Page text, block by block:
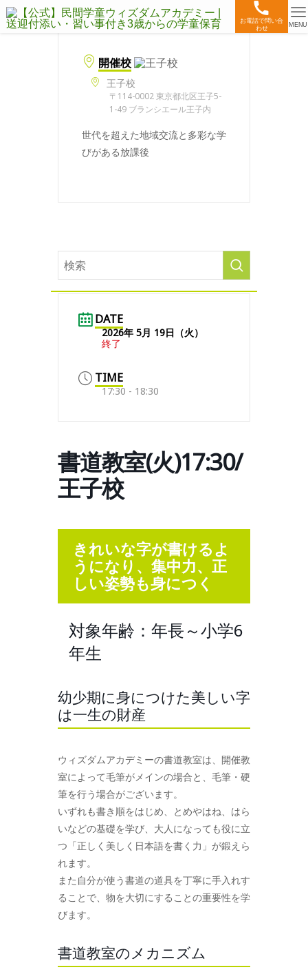
お電話で問い合
わせ
MENU
開催校
王子校
〒114-0002 東京都北区王子5-
1-49 ブランシエール王子内
世代を超えた地域交流と多彩な学
びがある放課後
DATE
2026年 5月 19日（火）
終了
TIME
17:30 - 18:30
書道教室(火)17:30/
王子校
きれいな字が書けるよ
うになり、集中力、正
しい姿勢も身につく
対象年齢：年長～小学6
年生
幼少期に身につけた美しい字
は一生の財産
ウィズダムアカデミーの書道教室は、開催教
室によって毛筆がメインの場合と、毛筆・硬
筆を行う場合がございます。
いずれも書き順をはじめ、とめやはね、はら
いなどの基礎を学び、大人になっても役に立
つ「正しく美しく日本語を書く力」が鍛えら
れます。
また自分が使う書道の道具を丁寧に手入れす
ることで、物を大切にすることの重要性を学
びます。
書道教室のメカニズム